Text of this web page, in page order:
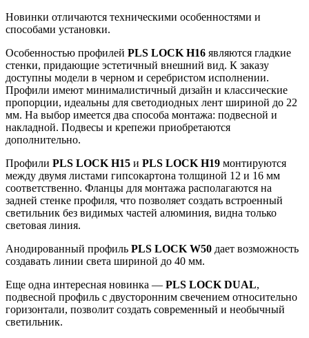
Новинки отличаются техническими особенностями и
способами установки.
Особенностью профилей PLS LOCK H16 являются гладкие
стенки, придающие эстетичный внешний вид. К заказу
доступны модели в черном и серебристом исполнении.
Профили имеют минималистичный дизайн и классические
пропорции, идеальны для светодиодных лент шириной до 22
мм. На выбор имеется два способа монтажа: подвесной и
накладной. Подвесы и крепежи приобретаются
дополнительно.
Профили PLS LOCK H15 и PLS LOCK H19 монтируются
между двумя листами гипсокартона толщиной 12 и 16 мм
соответственно. Фланцы для монтажа располагаются на
задней стенке профиля, что позволяет создать встроенный
светильник без видимых частей алюминия, видна только
световая линия.
Анодированный профиль PLS LOCK W50 дает возможность
создавать линии света шириной до 40 мм.
Еще одна интересная новинка — PLS LOCK DUAL,
подвесной профиль с двусторонним свечением относительно
горизонтали, позволит создать современный и необычный
светильник.